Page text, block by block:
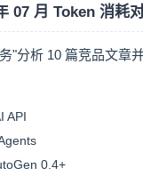
07 月 Token 消耗
"分析 10 篇竞品文章
API
0.4+